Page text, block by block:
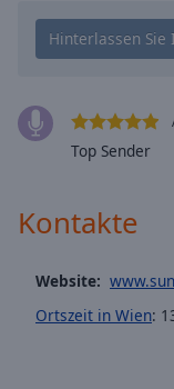
Text
Background
Opacity
Top Sender
Kontakte
Website:
Ortszeit in Wien: